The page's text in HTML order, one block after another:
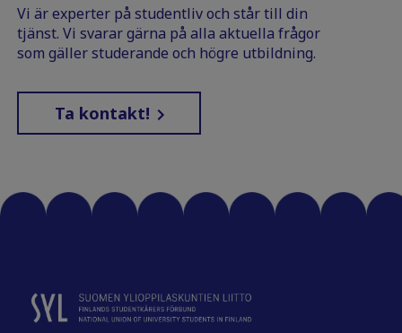
Vi är experter på studentliv och står till din
tjänst. Vi svarar gärna på alla aktuella frågor
som gäller studerande och högre utbildning.
Ta kontakt!